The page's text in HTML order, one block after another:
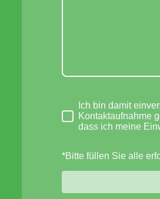
Ich bin damit
Kontaktaufnahme
dass ich meine
*Bitte füllen Sie alle